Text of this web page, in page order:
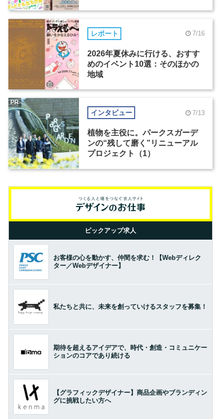
レポート 7/16
2026年夏休みに行ける、おすす
めのイベント10選：そのほかの
地域
インタビュー 7/13
植物を主役に。パークスガーデ
ンの“残して磨く”リニューアル
プロジェクト（1）
PR
ピックアップ求人
お客様の心を動かす、仲間を求む！【Webディレク
ター／Webデザイナー】
私たちと共に、未来を創っていけるスタッフを募集！
期待を超えるアイデアで、時代・創造・コミュニケー
ションのコアであり続ける
【グラフィックデザイナー】商品企画やブランディン
グに挑戦したい方へ